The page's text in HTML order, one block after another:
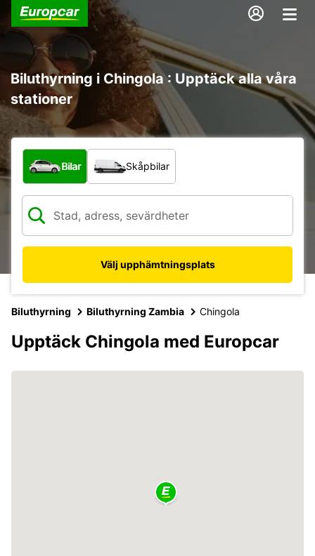
Biluthyrning i Chingola : Upptäck alla våra
stationer
Vilken typ av fordon?
Bilar Skåpbilar
Välj upphämtningsplats
Biluthyrning Biluthyrning Zambia Chingola
Upptäck Chingola med Europcar